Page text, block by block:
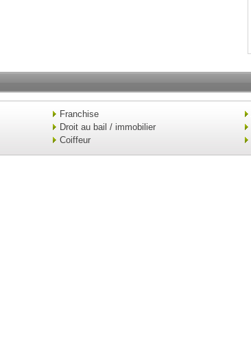
Franchise
Droit au bail / immobilier
Coiffeur